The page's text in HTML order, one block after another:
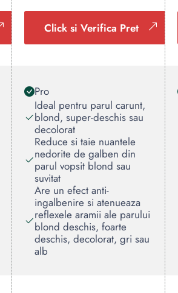
Click si Verifica Pret
Pro
Ideal pentru parul carunt,
blond, super-deschis sau
decolorat
Reduce si taie nuantele
nedorite de galben din
parul vopsit blond sau
suvitat
Are un efect anti-
ingalbenire si atenueaza
reflexele aramii ale parului
blond deschis, foarte
deschis, decolorat, gri sau
alb